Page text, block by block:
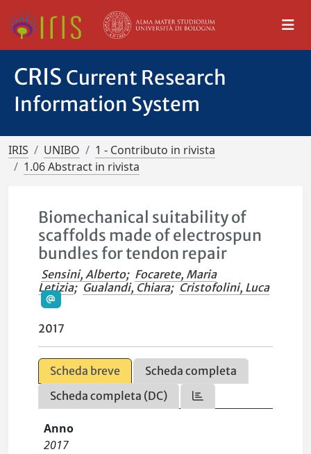
CRIS Current Research
Information System
IRIS UNIBO
1 - Contributo in rivista
1.06 Abstract in rivista
Biomechanical suitability of
scaffolds made of electrospun
bundles for tendon repair
Sensini, Alberto; Focarete, Maria
Letizia; Gualandi, Chiara; Cristofolini, Luca
2017
Scheda breve
Scheda completa
Scheda completa (DC)
Anno
2017